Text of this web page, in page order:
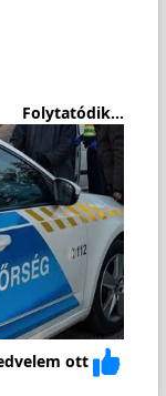
Folytatódik...
ott